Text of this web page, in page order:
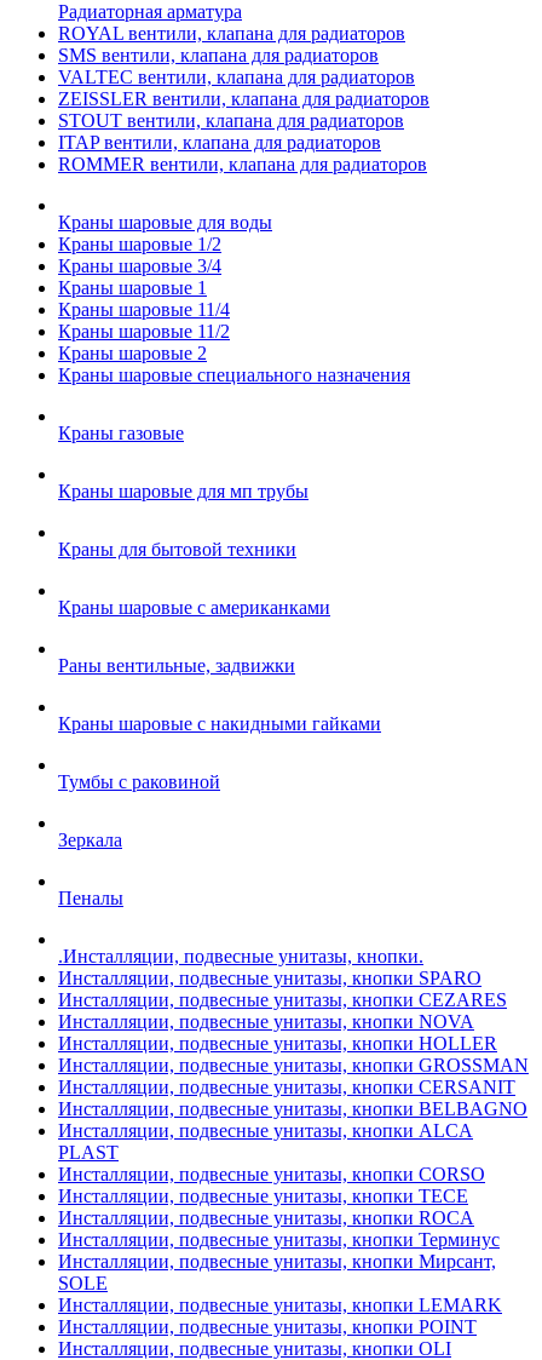
Радиаторная арматура
ROYAL вентили, клапана для радиаторов
SMS вентили, клапана для радиаторов
VALTEC вентили, клапана для радиаторов
ZEISSLER вентили, клапана для радиаторов
STOUT вентили, клапана для радиаторов
ITAP вентили, клапана для радиаторов
ROMMER вентили, клапана для радиаторов
Краны шаровые для воды
Краны шаровые 1/2
Краны шаровые 3/4
Краны шаровые 1
Краны шаровые 11/4
Краны шаровые 11/2
Краны шаровые 2
Краны шаровые специального назначения
Краны газовые
Краны шаровые для мп трубы
Краны для бытовой техники
Краны шаровые с американками
Раны вентильные, задвижки
Краны шаровые с накидными гайками
Тумбы с раковиной
Зеркала
Пеналы
.Инсталляции, подвесные унитазы, кнопки.
Инсталляции, подвесные унитазы, кнопки SPARO
Инсталляции, подвесные унитазы, кнопки CEZARES
Инсталляции, подвесные унитазы, кнопки NOVA
Инсталляции, подвесные унитазы, кнопки HOLLER
Инсталляции, подвесные унитазы, кнопки GROSSMAN
Инсталляции, подвесные унитазы, кнопки CERSANIT
Инсталляции, подвесные унитазы, кнопки BELBAGNO
Инсталляции, подвесные унитазы, кнопки ALCA
PLAST
Инсталляции, подвесные унитазы, кнопки CORSO
Инсталляции, подвесные унитазы, кнопки TECE
Инсталляции, подвесные унитазы, кнопки ROCA
Инсталляции, подвесные унитазы, кнопки Терминус
Инсталляции, подвесные унитазы, кнопки Мирсант,
SOLE
Инсталляции, подвесные унитазы, кнопки LEMARK
Инсталляции, подвесные унитазы, кнопки POINT
Инсталляции, подвесные унитазы, кнопки OLI